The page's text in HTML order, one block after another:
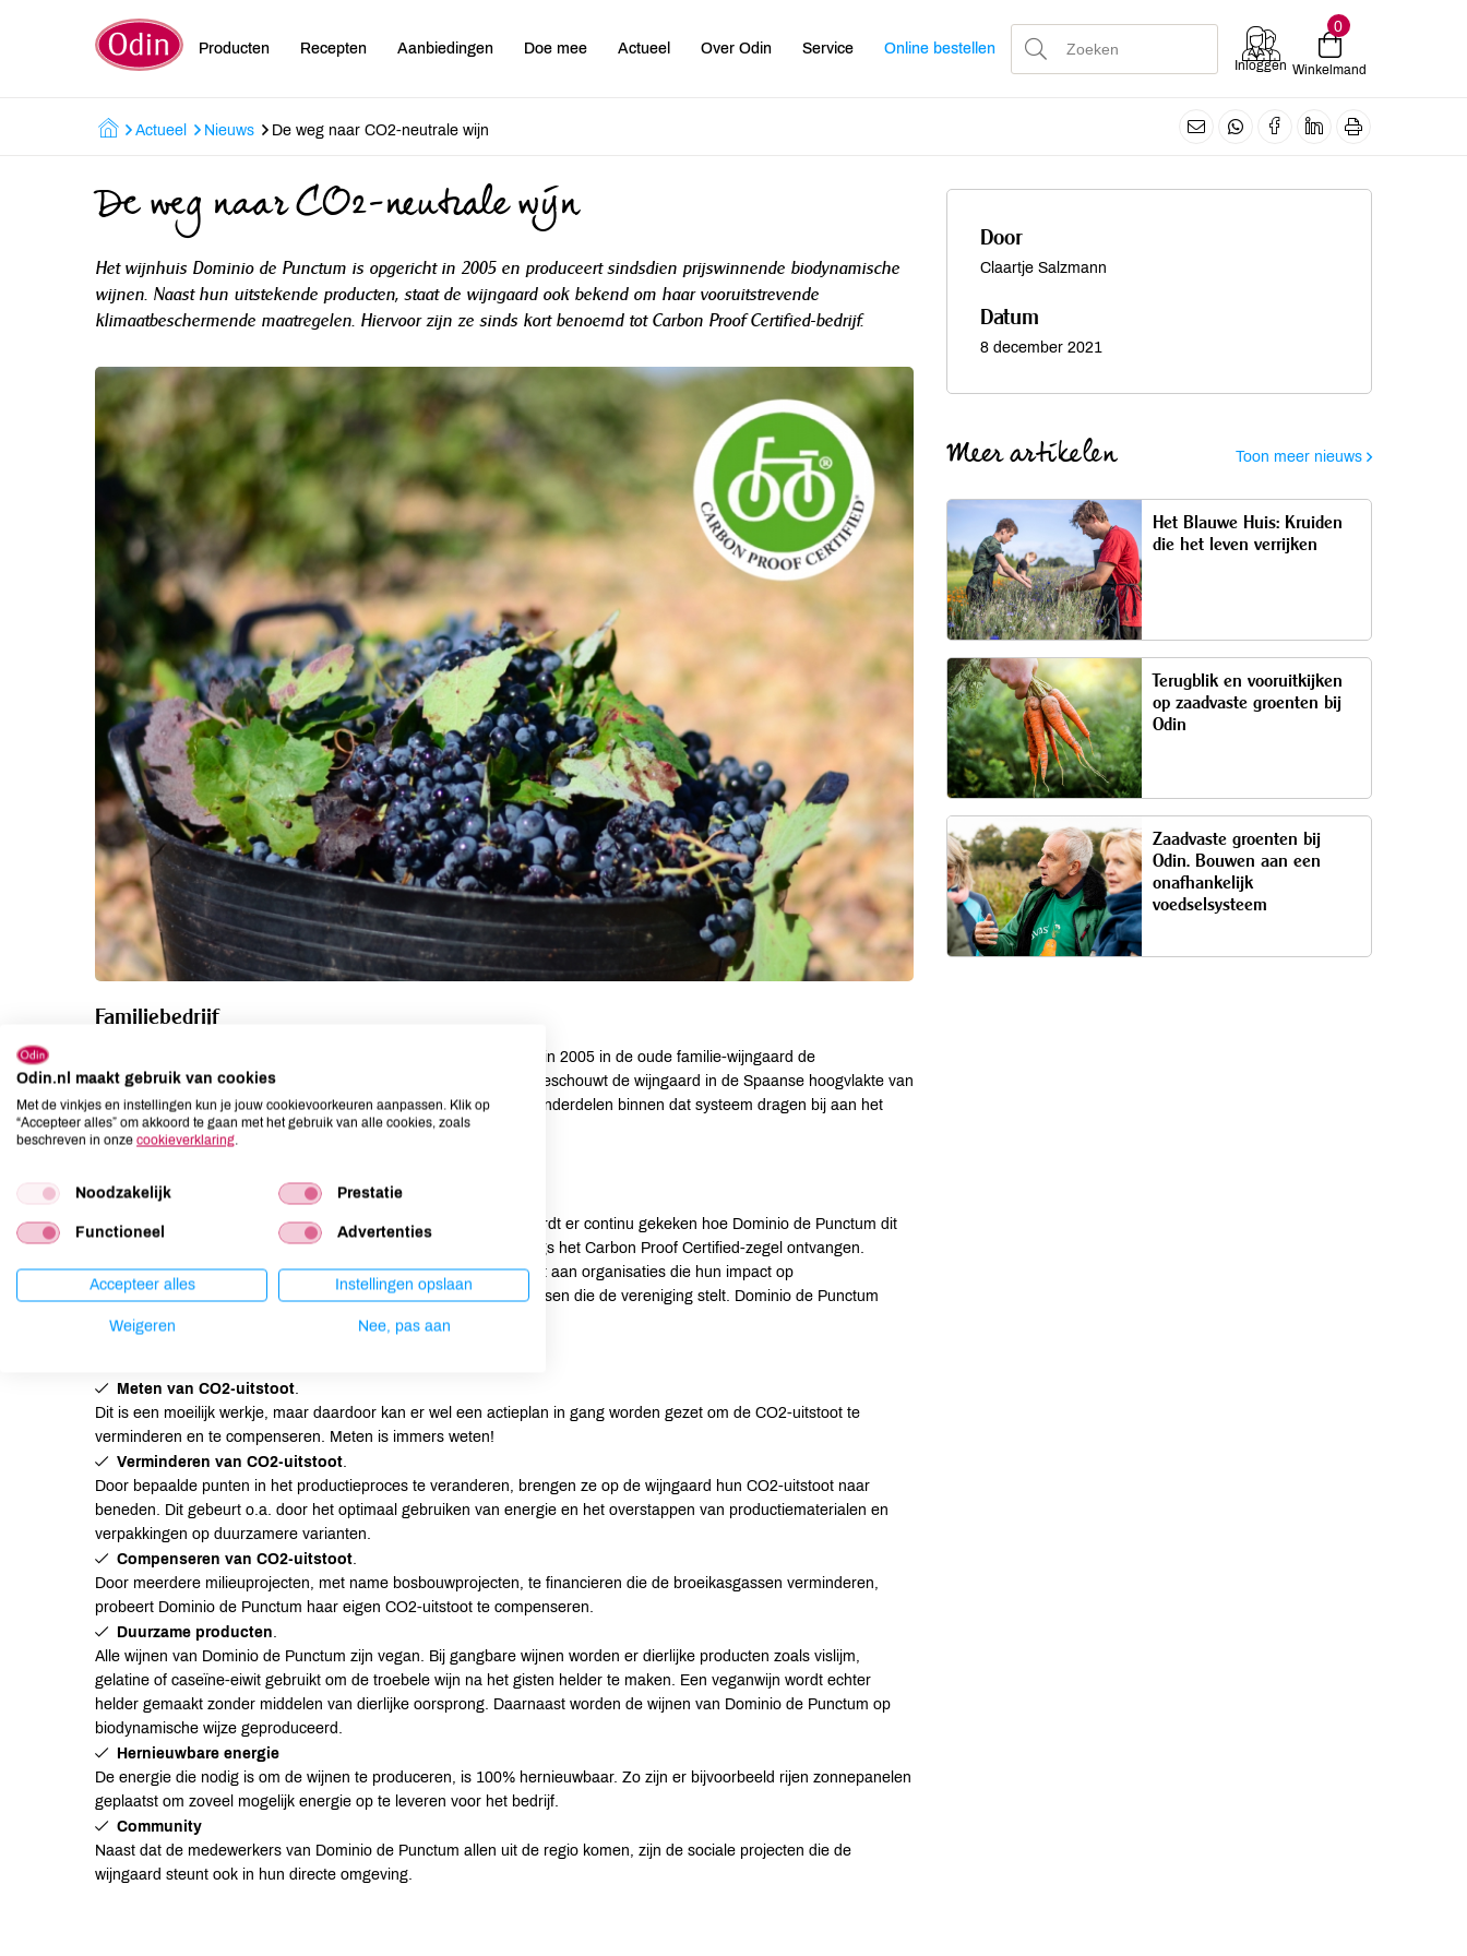
Producten Recepten Aanbiedingen Doe mee Actueel Over Odin Service Online bestellen
Inloggen
0
Winkelmand
Actueel Nieuws De weg naar CO2-neutrale wijn
De weg naar CO2-neutrale wijn
Het wijnhuis Dominio de Punctum is opgericht in 2005 en produceert sindsdien prijswinnende biodynamische
wijnen. Naast hun uitstekende producten, staat de wijngaard ook bekend om haar vooruitstrevende
klimaatbeschermende maatregelen. Hiervoor zijn ze sinds kort benoemd tot Carbon Proof Certified-bedrijf.
Familiebedrijf
De huidige generatie van de familie Fernández–Cifuentes richtte in 2005 in de oude familie-wijngaard de
biodynamische wijnmakerij Dominio de Punctum op. Het bedrijf beschouwt de wijngaard in de Spaanse hoogvlakte van
Castilla La Mancha als een op zichzelf staand ecosysteem. Alle onderdelen binnen dat systeem dragen bij aan het
welzijn van de wijngaard, en dus aan de kwaliteit van de wijn.
Milieumaatregelen
Om het welzijn van de wijngaard zo hoog mogelijk te houden, wordt er continu gekeken hoe Dominio de Punctum dit
verder kan verbeteren. Voor hun inspanningen hebben ze onlangs het Carbon Proof Certified-zegel ontvangen.
CARBONPROOF is een Spaanse organisatie die haar zegel biedt aan organisaties die hun impact op
klimaatverandering willen minimaliseren en die voldoen aan de eisen die de vereniging stelt. Dominio de Punctum
maakt op de volgende manieren impact:
Meten van CO2-uitstoot
Dit is een moeilijk werkje, maar daardoor kan er wel een actieplan in gang worden gezet om de CO2-uitstoot te
verminderen en te compenseren. Meten is immers weten!
Verminderen van CO2-uitstoot
Door bepaalde punten in het productieproces te veranderen, brengen ze op de wijngaard hun CO2-uitstoot naar
beneden. Dit gebeurt o.a. door het optimaal gebruiken van energie en het overstappen van productiematerialen en
verpakkingen op duurzamere varianten.
Compenseren van CO2-uitstoot
Door meerdere milieuprojecten, met name bosbouwprojecten, te financieren die de broeikasgassen verminderen,
probeert Dominio de Punctum haar eigen CO2-uitstoot te compenseren.
Duurzame producten
Alle wijnen van Dominio de Punctum zijn vegan. Bij gangbare wijnen worden er dierlijke producten zoals vislijm,
gelatine of caseïne-eiwit gebruikt om de troebele wijn na het gisten helder te maken. Een veganwijn wordt echter
helder gemaakt zonder middelen van dierlijke oorsprong. Daarnaast worden de wijnen van Dominio de Punctum op
biodynamische wijze geproduceerd.
Hernieuwbare energie
De energie die nodig is om de wijnen te produceren, is 100% hernieuwbaar. Zo zijn er bijvoorbeeld rijen zonnepanelen
geplaatst om zoveel mogelijk energie op te leveren voor het bedrijf.
Community
Naast dat de medewerkers van Dominio de Punctum allen uit de regio komen, zijn de sociale projecten die de
wijngaard steunt ook in hun directe omgeving.
Door
Claartje Salzmann
Datum
8 december 2021
Meer artikelen Toon meer nieuws
Het Blauwe Huis: Kruiden
die het leven verrijken
Terugblik en vooruitkijken
op zaadvaste groenten bij
Odin
Zaadvaste groenten bij
Odin. Bouwen aan een
onafhankelijk
voedselsysteem
Odin.nl maakt gebruik van cookies
Met de vinkjes en instellingen kun je jouw cookievoorkeuren aanpassen. Klik op
“Accepteer alles” om akkoord te gaan met het gebruik van alle cookies, zoals
beschreven in onze cookieverklaring.
Noodzakelijk Prestatie
Functioneel Advertenties
Accepteer alles Instellingen opslaan
Weigeren Nee, pas aan